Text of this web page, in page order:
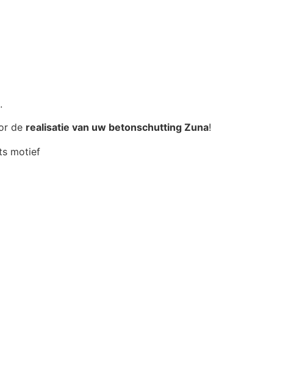
de realisatie van uw betonschutting Zuna!